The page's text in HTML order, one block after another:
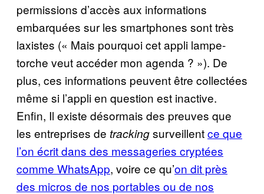
permissions d’accès aux informations
embarquées sur les smartphones sont très
laxistes (« Mais pourquoi cet appli lampe-
torche veut accéder mon agenda ? »). De
plus, ces informations peuvent être collectées
même si l’appli en question est inactive.
Enfin, Il existe désormais des preuves que
les entreprises de trackingsurveillentce que
l’on écrit dans des messageries cryptées
comme WhatsApp, voire ce qu’on dit près
des micros de nos portables ou de nos